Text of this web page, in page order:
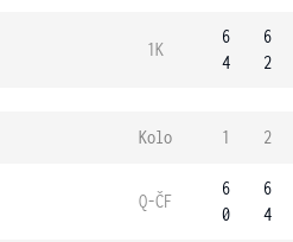
1K
6
4
6
2
Kolo 1 2
Q-ČF
6
0
6
4